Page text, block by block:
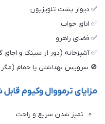
✅ دیوار پشت تلویزیون
✅ اتاق خواب
✅ فضای راهرو
✅ آشپزخانه (دور از سینک و اجاق
🚫 سرویس بهداشتی یا حمام
مزایای ترمووال وکیوم
تمیز شدن سریع و راحت